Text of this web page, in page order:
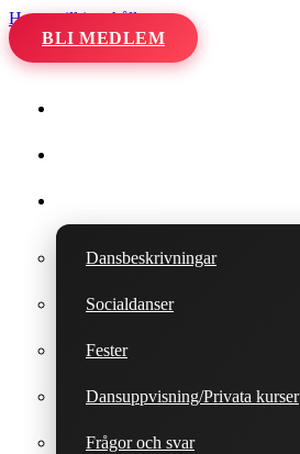
Hoppa till innehåll
BLI MEDLEM
Dansbeskrivningar
Socialdanser
Fester
Dansuppvisning/Privata kurser
Frågor och svar